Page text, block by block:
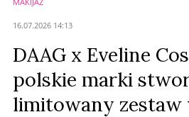
16.07.2026 14:13
DAAG x Eveline
polskie marki
limitowany zestaw